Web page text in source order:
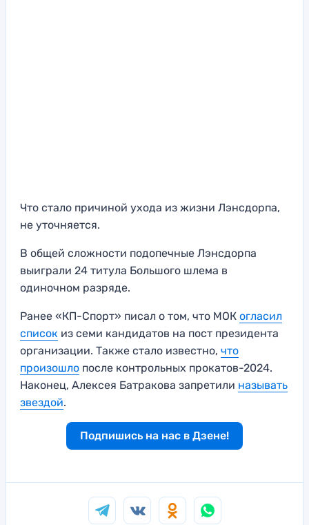
Что стало причиной ухода из жизни Лэнсдорпа,
не уточняется.
В общей сложности подопечные Лэнсдорпа
выиграли 24 титула Большого шлема в
одиночном разряде.
Ранее «КП-Спорт» писал о том, что МОК огласил
список из семи кандидатов на пост президента
организации. Также стало известно, что
произошло после контрольных прокатов-2024.
Наконец, Алексея Батракова запретили называть
звездой.
Подпишись на нас в Дзене!